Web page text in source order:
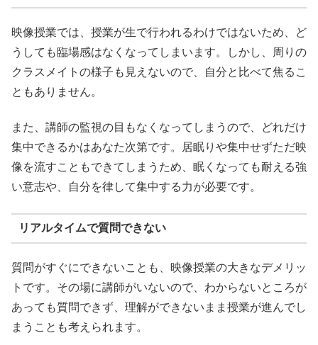
映像授業では、授業が生で行われるわけではないため、ど
うしても臨場感はなくなってしまいます。しかし、周りの
クラスメイトの様子も見えないので、自分と比べて焦るこ
ともありません。
また、講師の監視の目もなくなってしまうので、どれだけ
集中できるかはあなた次第です。居眠りや集中せずただ映
像を流すこともできてしまうため、眠くなっても耐える強
い意志や、自分を律して集中する力が必要です。
リアルタイムで質問できない
質問がすぐにできないことも、映像授業の大きなデメリッ
トです。その場に講師がいないので、わからないところが
あっても質問できず、理解ができないまま授業が進んでし
まうことも考えられます。